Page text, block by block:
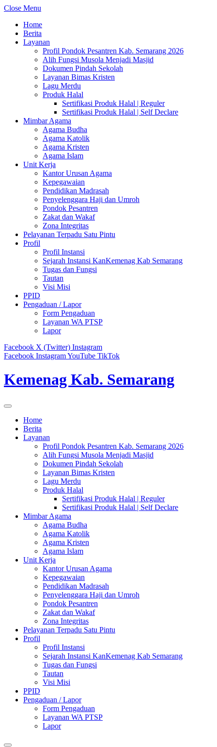
Close Menu
Home
Berita
Layanan
Profil Pondok Pesantren Kab. Semarang 2026
Alih Fungsi Musola Menjadi Masjid
Dokumen Pindah Sekolah
Layanan Bimas Kristen
Lagu Merdu
Produk Halal
Sertifikasi Produk Halal | Reguler
Sertifikasi Produk Halal | Self Declare
Mimbar Agama
Agama Budha
Agama Katolik
Agama Kristen
Agama Islam
Unit Kerja
Kantor Urusan Agama
Kepegawaian
Pendidikan Madrasah
Penyelenggara Haji dan Umroh
Pondok Pesantren
Zakat dan Wakaf
Zona Integritas
Pelayanan Terpadu Satu Pintu
Profil
Profil Instansi
Sejarah Instansi KanKemenag Kab Semarang
Tugas dan Fungsi
Tautan
Visi Misi
PPID
Pengaduan / Lapor
Form Pengaduan
Layanan WA PTSP
Lapor
Facebook X (Twitter) Instagram
Facebook InstagramYouTube TikTok
Kemenag Kab. Semarang
Home
Berita
Layanan
Profil Pondok Pesantren Kab. Semarang 2026
Alih Fungsi Musola Menjadi Masjid
Dokumen Pindah Sekolah
Layanan Bimas Kristen
Lagu Merdu
Produk Halal
Sertifikasi Produk Halal | Reguler
Sertifikasi Produk Halal | Self Declare
Mimbar Agama
Agama Budha
Agama Katolik
Agama Kristen
Agama Islam
Unit Kerja
Kantor Urusan Agama
Kepegawaian
Pendidikan Madrasah
Penyelenggara Haji dan Umroh
Pondok Pesantren
Zakat dan Wakaf
Zona Integritas
Pelayanan Terpadu Satu Pintu
Profil
Profil Instansi
Sejarah Instansi KanKemenag Kab Semarang
Tugas dan Fungsi
Tautan
Visi Misi
PPID
Pengaduan / Lapor
Form Pengaduan
Layanan WA PTSP
Lapor